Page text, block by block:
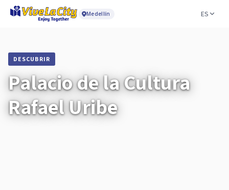
Medellín ES
DESCUBRIR
Palacio de la Cultura
Rafael Uribe